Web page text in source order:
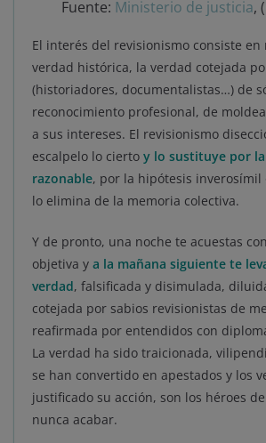
Fuente: Ministerio de justicia,
El interés del revisionismo consiste
verdad histórica, la verdad cotejada
(historiadores, documentalistas…) de
reconocimiento profesional, de
a sus intereses. El revisionismo
escalpelo lo cierto y lo sustituye por
razonable, por la hipótesis inverosímil
lo elimina de la memoria colectiva.
Y de pronto, una noche te acuestas
objetiva y a la mañana siguiente te
verdad, falsificada y disimulada,
cotejada por sabios revisionistas de
reafirmada por entendidos con
La verdad ha sido traicionada,
se han convertido en apestados y los
justificado su acción, son los héroes
nunca acabar.